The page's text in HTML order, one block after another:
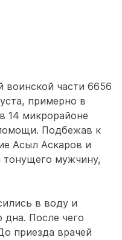
воинской части 6656
примерно в
14 микрорайоне
Подбежав к
Асыл Аскаров и
мужчину,
в воду и
После чего
приезда врачей